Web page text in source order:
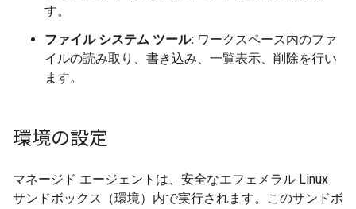
す。
ファイル システム ツール: ワークスペース内のファ
イルの読み取り、書き込み、一覧表示、削除を行い
ます。
環境の設定
マネージド エージェントは、安全なエフェメラル Linux
サンドボックス（環境）内で実行されます。このサンドボ